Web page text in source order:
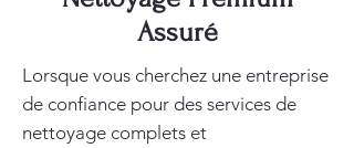
Assuré
Lorsque vous cherchez une entreprise
de confiance pour des services de
nettoyage complets et